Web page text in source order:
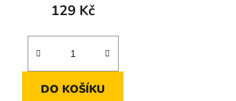
129 Kč
DO KOŠÍKU